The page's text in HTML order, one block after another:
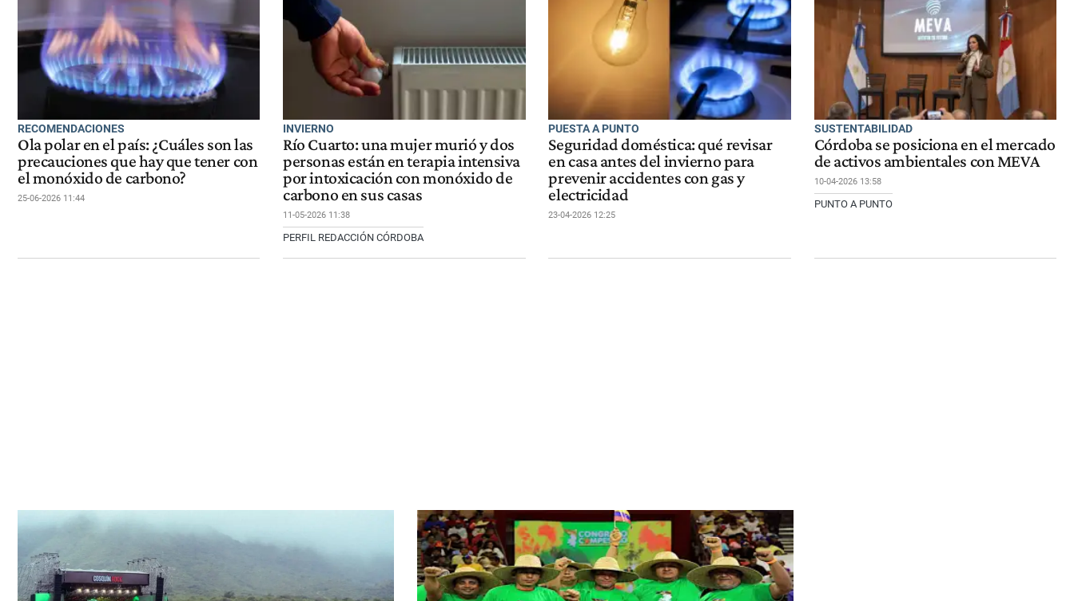
RECOMENDACIONES
Ola polar en el país: ¿Cuáles son las
precauciones que hay que tener con
el monóxido de carbono?
25-06-2026 11:44
INVIERNO
Río Cuarto: una mujer murió y dos
personas están en terapia intensiva
por intoxicación con monóxido de
carbono en sus casas
11-05-2026 11:38
PERFIL REDACCIÓN CÓRDOBA
PUESTA A PUNTO
Seguridad doméstica: qué revisar
en casa antes del invierno para
prevenir accidentes con gas y
electricidad
23-04-2026 12:25
SUSTENTABILIDAD
Córdoba se posiciona en el mercado
de activos ambientales con MEVA
10-04-2026 13:58
PUNTO A PUNTO